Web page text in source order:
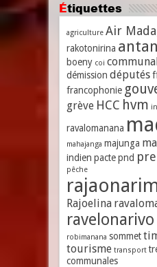
Étiquettes
agriculture Air
rakotonirina
boeny coi
démission députés
francophonie
grève HCC hvm
ravalomanana
mahajanga majunga
indien pacte pnd
pêche
Rajoelina
ravelonarivo
robimanana sommet
tourisme transport
communales